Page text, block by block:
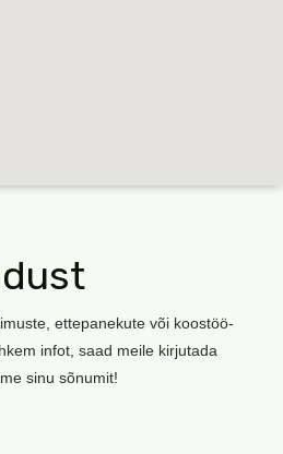
ettepanekute või koostöö-
infot, saad meile kirjutada
sinu sõnumit!